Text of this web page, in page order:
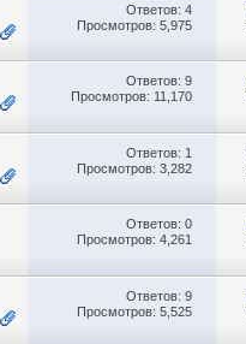
Ответов: 4
Просмотров: 5,975
Ответов: 9
Просмотров: 11,170
Ответов: 1
Просмотров: 3,282
Ответов: 0
Просмотров: 4,261
Ответов: 9
Просмотров: 5,525